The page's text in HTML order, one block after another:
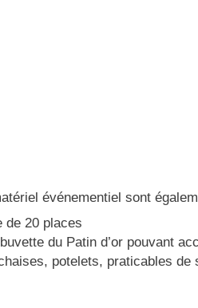
événementiel sont
de 20 places
du Patin d’or pouvant
potelets, praticables de